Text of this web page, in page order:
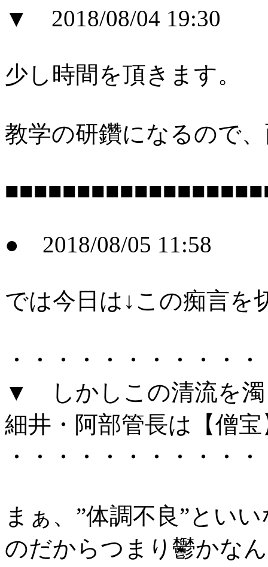
▼ 2018/08/04 19:30
少し時間を頂きます。
教学の研鑽になるので
● 2018/08/05 11:58
では今日は↓この痴言を
・・・・・・・・・・
▼ しかしこの清流を濁
細井・阿部管長は【僧
・・・・・・・・・・
まぁ、”体調不良”とい
のだからつまり鬱かな